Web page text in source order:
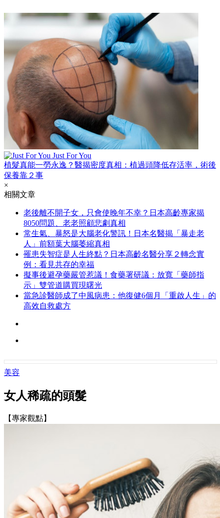
Just For You
植髮真能一勞永逸？醫揭密度真相：植過頭降低存活率，術後
保養靠２事
×
相關文章
老後離不開子女，只會使晚年不幸？日本高齡專家揭
8050問題、老老照顧悲劇真相
常生氣、暴怒是大腦老化警訊！日本名醫揭「暴走老
人」前額葉大腦萎縮真相
罹患失智症是人生終點？日本高齡名醫分享２轉念實
例：看見共存的幸福
擬事後避孕藥嚴管惹議！食藥署研議：放寬「藥師指
示」雙管道購買現曙光
當急診醫師成了中風病患：他復健6個月「重啟人生」的
高效自救處方
美容
女人稀疏的頭髮
【專家觀點】